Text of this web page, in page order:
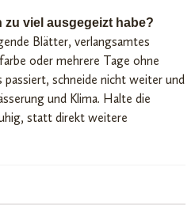
zu viel ausgegeizt habe?
Blätter, verlangsamtes
oder mehrere Tage ohne
passiert, schneide nicht weiter und
und Klima. Halte die
statt direkt weitere